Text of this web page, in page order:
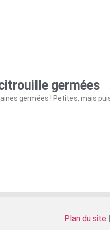
germées
germées ! Petites, mais
Plan du site |